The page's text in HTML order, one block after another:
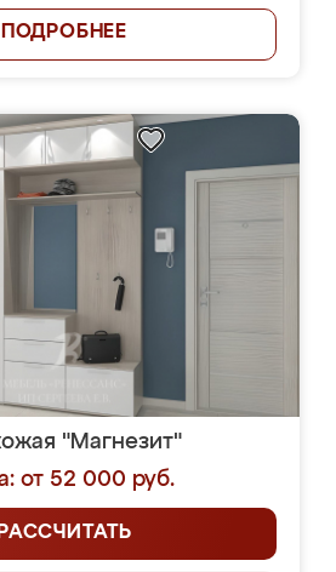
ПОДРОБНЕЕ
"Магнезит"
от 52 000 руб.
РАССЧИТАТЬ